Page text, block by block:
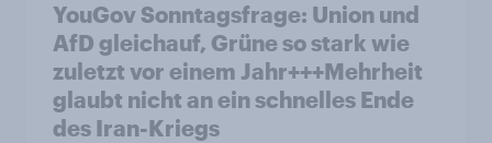
YouGov Sonntagsfrage: Union und
AfD gleichauf, Grüne so stark wie
zuletzt vor einem Jahr+++Mehrheit
glaubt nicht an ein schnelles Ende
des Iran-Kriegs